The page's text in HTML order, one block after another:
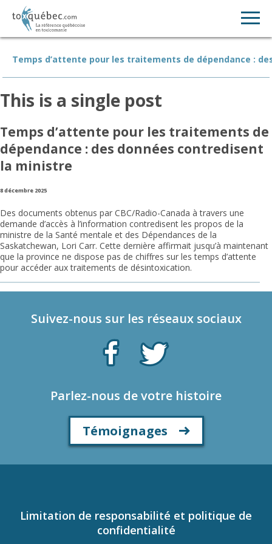
Temps d’attente pour les traitements de dépendance :
This is a single post
Temps d’attente pour les traitements de
dépendance : des données contredisent
la ministre
8 décembre 2025
Des documents obtenus par CBC/Radio-Canada à travers une
demande d’accès à l’information contredisent les propos de la
ministre de la Santé mentale et des Dépendances de la
Saskatchewan, Lori Carr. Cette dernière affirmait jusqu’à maintenant
que la province ne dispose pas de chiffres sur les temps d’attente
pour accéder aux traitements de désintoxication.
Suivez-nous sur les réseaux sociaux
Parlez-nous de votre histoire
Témoignages
Limitation de responsabilité et politique de
confidentialité